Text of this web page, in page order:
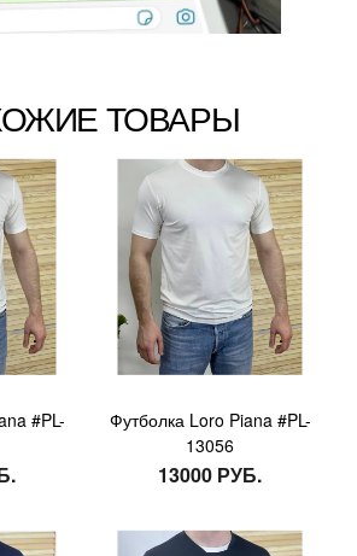
ТОВАРЫ
#PL-
Футболка Loro Piana #PL-
13056
13000 РУБ.